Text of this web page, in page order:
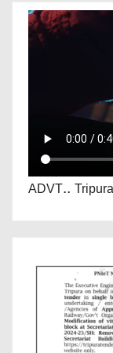
ADVT..